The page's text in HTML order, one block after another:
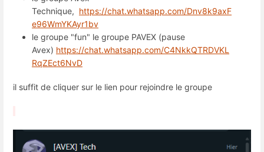
Technique, https://chat.whatsapp.com/Dnv8k9axF
e96WmYKAyr1bv
le groupe "fun" le groupe PAVEX (pause
Avex) https://chat.whatsapp.com/C4NkkQTRDVKL
RqZEct6NvD
il suffit de cliquer sur le lien pour rejoindre le groupe